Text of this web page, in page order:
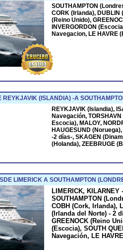
SOUTHAMPTON
CORK (Irlanda), DUBLIN
(Reino Unido),
INVERGORDON
Navegacion, LE HAVRE
REYKJAVIK (ISLANDIA) -A
REYKJAVIK (Islandia),
Navegación,
Escocia), MALOY,
HAUGESUND
-2 días-, SKAGEN
(Holanda), ZEEBRUGE
LIMERICK A SOUTHAMPTON
LIMERICK, KILARNEY
SOUTHAMPTON
COBH (Cork, Irlanda),
(Irlanda del Norte) - 2
GREENOCK (Reino
(Escocia), SOUTH
Navegación, LE